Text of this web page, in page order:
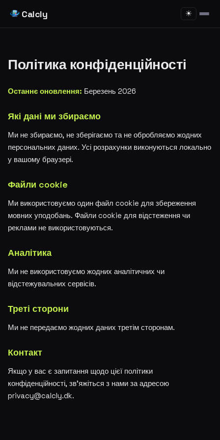
Calcly ☀
Політика конфіденційності
Останнє оновлення: Березень 2026
Які дані ми збираємо
Ми не збираємо, не зберігаємо та не обробляємо жодних
персональних даних. Усі розрахунки виконуються локально
у вашому браузері.
Файли cookie
Ми використовуємо один файл cookie для збереження
мовних уподобань. Файли cookie для відстеження чи
реклами не використовуються.
Аналітика
Ми не використовуємо жодних аналітичних чи
відстежувальних сервісів.
Треті сторони
Ми не передаємо жодних даних третім сторонам.
Контакт
Якщо у вас є запитання щодо цієї політики
конфіденційності, зв'яжіться з нами за адресою
privacy@calcly.dk.